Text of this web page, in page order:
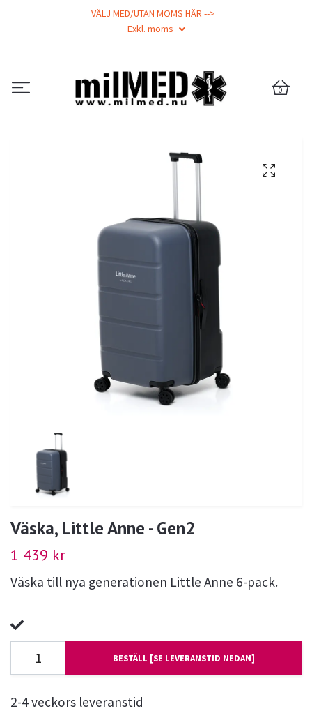
VÄLJ MED/UTAN MOMS HÄR -->
Exkl. moms
0
Väska, Little Anne - Gen2
1 439 kr
Väska till nya generationen Little Anne 6-pack.
BESTÄLL [SE LEVERANSTID NEDAN]
2-4 veckors leveranstid